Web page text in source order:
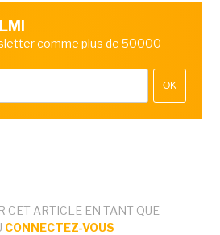
comme plus de 50000
OK
CET ARTICLE EN TANT QUE
CONNECTEZ-VOUS